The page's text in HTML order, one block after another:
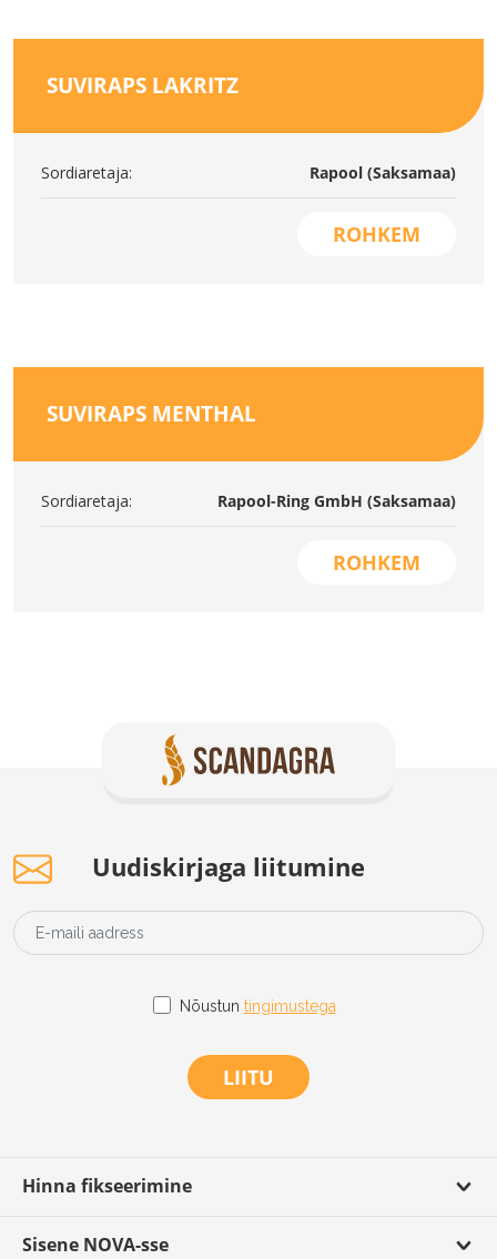
SUVIRAPS LAKRITZ
Sordiaretaja: Rapool (Saksamaa)
ROHKEM
SUVIRAPS MENTHAL
Sordiaretaja: Rapool-Ring GmbH (Saksamaa)
ROHKEM
Uudiskirjaga liitumine
Nõustun tingimustega
LIITU
Hinna fikseerimine
Sisene NOVA-sse